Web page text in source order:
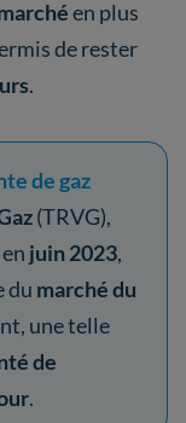
en plus
de rester
.
de gaz
(TRVG),
juin 2023,
du marché du
une telle
de
.